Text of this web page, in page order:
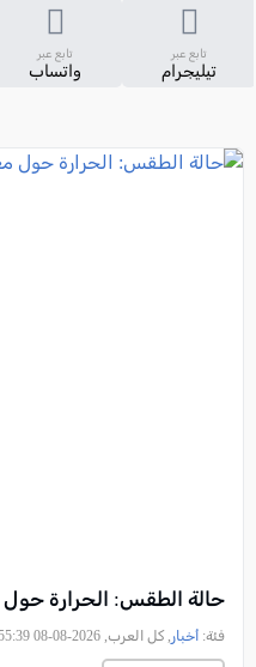
تابع عبر
تيليجرام
تابع عبر
واتساب
حالة الطقس: الحرارة حول
فئة: أخبار , كل العرب, 2026-08-08 06:55:39